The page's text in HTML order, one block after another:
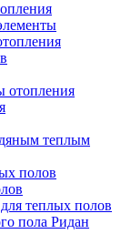
отопления
теплым
полов
теплых полов
пола Ридан